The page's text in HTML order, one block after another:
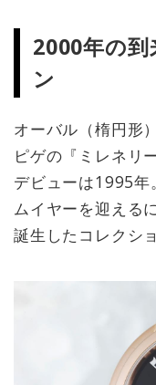
2000年の
ン
オーバル（楕円形
ピゲの『ミレネリー
デビューは1995
ムイヤーを迎える
誕生したコレクシ